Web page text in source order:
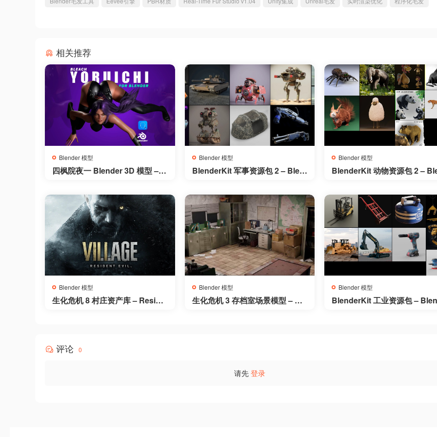
相关推荐
Blender 模型
四枫院夜一 Blender 3D 模型 – Y
Blender 模型
BlenderKit 军事资源包 2 – Blen
Blender 模型
BlenderKit 动物资源包 2 –
Blender 模型
生化危机 8 村庄资产库 – Reside
Blender 模型
生化危机 3 存档室场景模型 – Re
Blender 模型
BlenderKit 工业资源包 –
评论 0
请先登录